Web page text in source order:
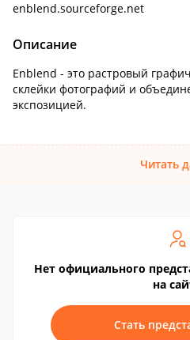
enblend.sourceforge.net
Описание
Enblend - это растровый
склейки фотографий и
экспозицией.
Читать
Нет официального
на
Стать